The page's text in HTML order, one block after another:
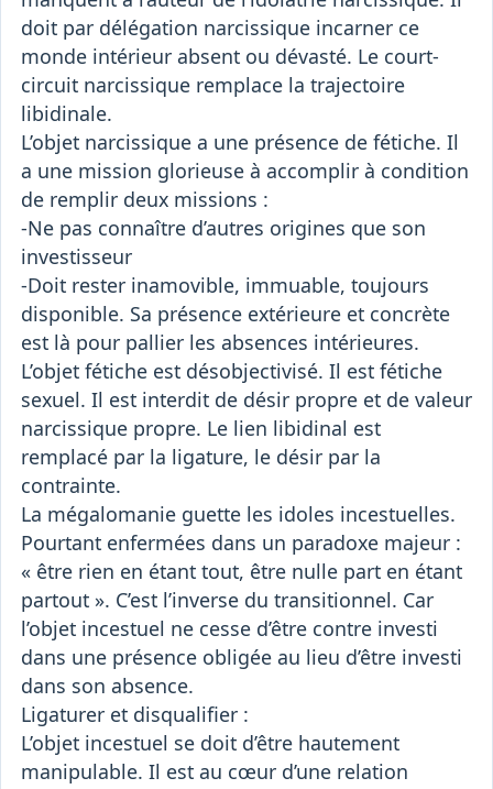
doit par délégation narcissique incarner ce
monde intérieur absent ou dévasté. Le court-
circuit narcissique remplace la trajectoire
libidinale.
L’objet narcissique a une présence de fétiche. Il
a une mission glorieuse à accomplir à condition
de remplir deux missions :
-Ne pas connaître d’autres origines que son
investisseur
-Doit rester inamovible, immuable, toujours
disponible. Sa présence extérieure et concrète
est là pour pallier les absences intérieures.
L’objet fétiche est désobjectivisé. Il est fétiche
sexuel. Il est interdit de désir propre et de valeur
narcissique propre. Le lien libidinal est
remplacé par la ligature, le désir par la
contrainte.
La mégalomanie guette les idoles incestuelles.
Pourtant enfermées dans un paradoxe majeur :
« être rien en étant tout, être nulle part en étant
partout ». C’est l’inverse du transitionnel. Car
l’objet incestuel ne cesse d’être contre investi
dans une présence obligée au lieu d’être investi
dans son absence.
Ligaturer et disqualifier :
L’objet incestuel se doit d’être hautement
manipulable. Il est au cœur d’une relation